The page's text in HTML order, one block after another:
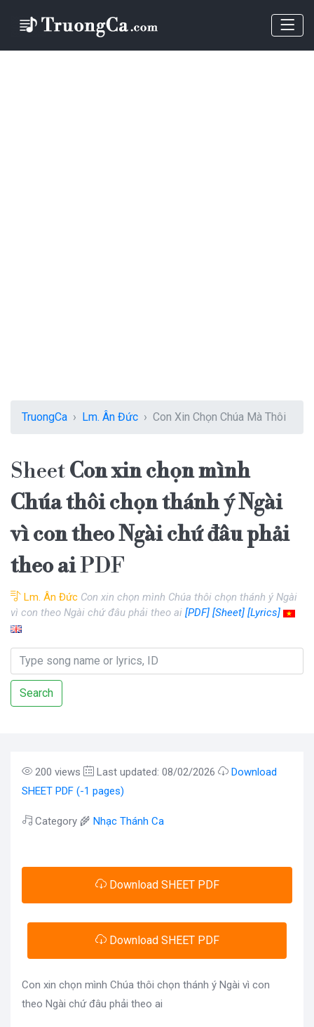
TruongCa Lm. Ân Đức Con Xin Chọn Chúa Mà Thôi
SheetCon xin chọn mình
Chúa thôi chọn thánh ý Ngài
vì con theo Ngài chứ đâu phải
theo aiPDF
Lm. Ân Đức Con xin chọn mình Chúa thôi chọn thánh ý Ngài
vì con theo Ngài chứ đâu phải theo ai [PDF] [Sheet] [Lyrics]
Search
200 views Last updated: 08/02/2026
Download
SHEET PDF (-1 pages)
Category 🌾 Nhạc Thánh Ca
Download SHEET PDF
Download SHEET PDF
Con xin chọn mình Chúa thôi chọn thánh ý Ngài vì con
theo Ngài chứ đâu phải theo ai